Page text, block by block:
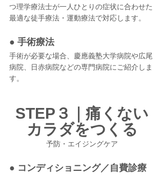
つ理学療法士が一人ひとりの症状に合わせた
最適な徒手療法・運動療法で対応します。
● 手術療法
手術が必要な場合、慶應義塾大学病院や広尾
病院、日赤病院などの専門病院にご紹介しま
す。
STEP３｜痛くない
カラダをつくる
予防・エイジングケア
● コンディショニング／自費診療